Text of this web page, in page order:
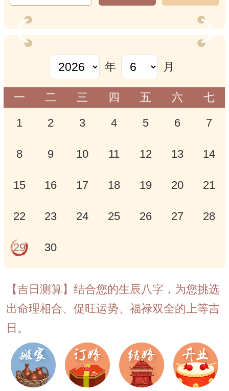
年 月
一 二 三 四 五 六 七
1 2 3 4 5 6 7
8 9 10 11 12 13 14
15 16 17 18 19 20 21
22 23 24 25 26 27 28
29 30
【吉日测算】结合您的生辰八字，为您挑选
出命理相合、促旺运势、福禄双全的上等吉
日。